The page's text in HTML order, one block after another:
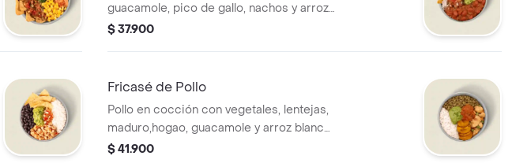
guacamole, pico de gallo, nachos y arroz
blanco. *La bebida tiene un costo
$ 37.900
Fricasé de Pollo
Pollo en cocción con vegetales, lentejas,
maduro,hogao, guacamole y arroz blanco.
*La bebida tiene un costo adicional.
$ 41.900